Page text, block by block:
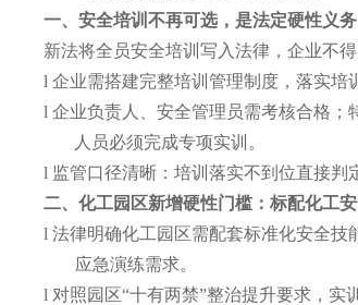
一、安全培训不再可选，是法定硬性义务
新法将全员安全培训写入法律，企业不得
l 企业需搭建完整培训管理制度，落实培
l 企业负责人、安全管理员需考核合格；
人员必须完成专项实训。
l 监管口径清晰：培训落实不到位直接判
二、化工园区新增硬性门槛：标配化工
l 法律明确化工园区需配套标准化安全技
应急演练需求。
l 对照园区“十有两禁”整治提升要求，实